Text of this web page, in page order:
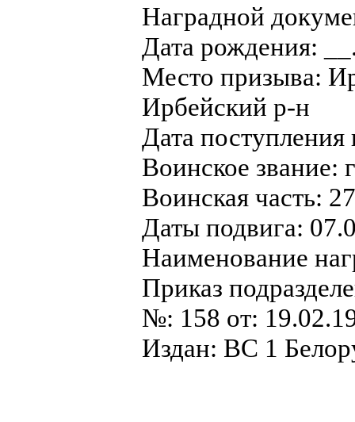
Наградной
Дата рождения:
Место призыва:
Ирбейский р-н
Дата
Воинское звание:
Воинская часть:
Даты подвига:
Наименование
Приказ
№: 158 от:
Издан: ВС 1